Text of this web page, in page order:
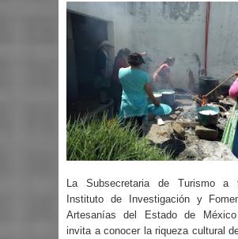
La Subsecretaria de Turismo a
Instituto de Investigación y
Artesanías del Estado de México
invita a conocer la riqueza cultural